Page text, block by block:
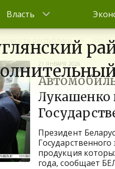
Власть
21 ЯНВАРЯ 2026
Лукашенко
Президент
продукция
года, сообщает